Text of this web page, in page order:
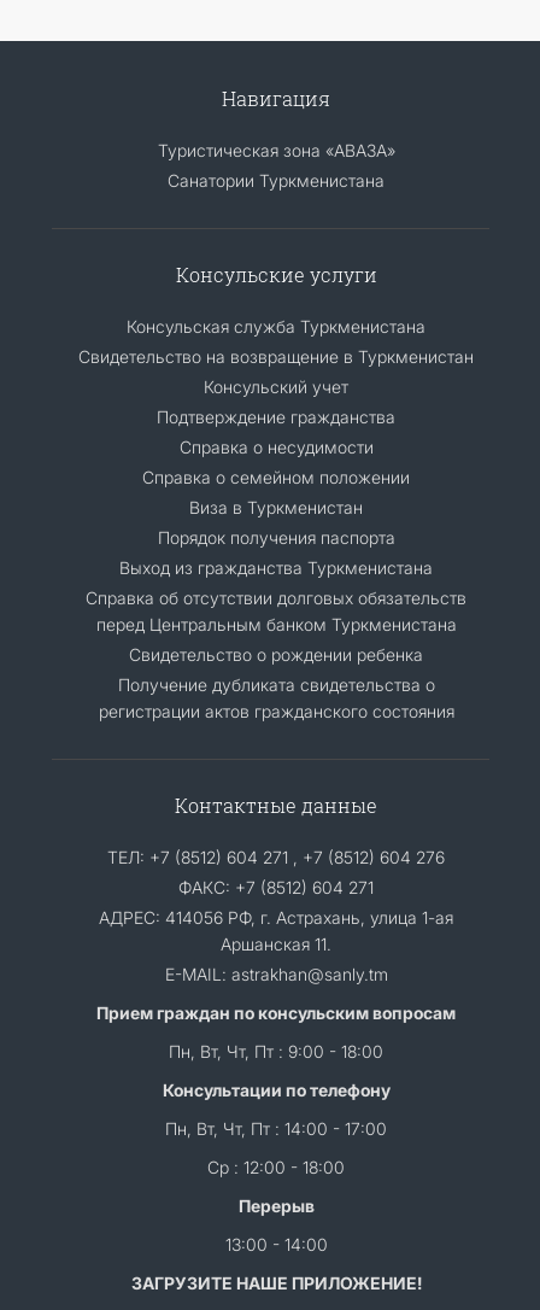
Навигация
Туристическая зона «АВАЗА»
Санатории Туркменистана
Консульские услуги
Консульская служба Туркменистана
Свидетельство на возвращение в Туркменистан
Консульский учет
Подтверждение гражданства
Справка о несудимости
Справка о семейном положении
Виза в Туркменистан
Порядок получения паспорта
Выход из гражданства Туркменистана
Cправка об отсутствии долговых обязательств
перед Центральным банком Туркменистана
Свидетельство о рождении ребенка
Получение дубликата свидетельства о
регистрации актов гражданского состояния
Контактные данные
ТЕЛ: +7 (8512) 604 271 , +7 (8512) 604 276
ФАКС: +7 (8512) 604 271
АДРЕС: 414056 РФ, г. Астрахань, улица 1-ая
Аршанская 11.
E-MAIL: astrakhan@sanly.tm
Прием граждан по консульским вопросам
Пн, Вт, Чт, Пт : 9:00 - 18:00
Консультации по телефону
Пн, Вт, Чт, Пт : 14:00 - 17:00
Ср : 12:00 - 18:00
Перерыв
13:00 - 14:00
ЗАГРУЗИТЕ НАШЕ ПРИЛОЖЕНИЕ!